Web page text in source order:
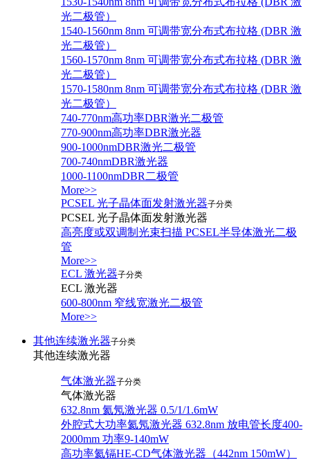
光二极管）
1540-1560nm 8nm 可调带宽分布式布拉格 (DBR 激
光二极管）
1560-1570nm 8nm 可调带宽分布式布拉格 (DBR 激
光二极管）
1570-1580nm 8nm 可调带宽分布式布拉格 (DBR 激
光二极管）
740-770nm高功率DBR激光二极管
770-900nm高功率DBR激光器
900-1000nmDBR激光二极管
700-740nmDBR激光器
1000-1100nmDBR二极管
More>>
PCSEL 光子晶体面发射激光器子分类
PCSEL 光子晶体面发射激光器
高亮度或双调制光束扫描 PCSEL半导体激光二极
管
More>>
ECL 激光器子分类
ECL 激光器
600-800nm 窄线宽激光二极管
More>>
其他连续激光器子分类
其他连续激光器
气体激光器子分类
气体激光器
632.8nm 氦氖激光器 0.5/1/1.6mW
外腔式大功率氦氖激光器 632.8nm 放电管长度400-
2000mm 功率9-140mW
高功率氦镉HE-CD气体激光器（442nm 150mW）